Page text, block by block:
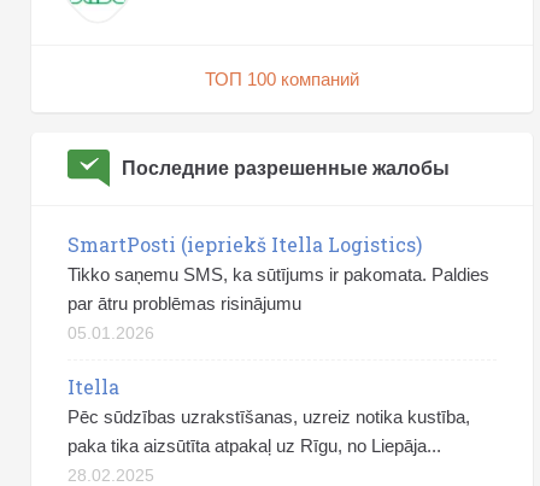
ТОП 100 компаний
Последние разрешенные жалобы
SmartPosti (iepriekš Itella Logistics)
Tikko saņemu SMS, ka sūtījums ir pakomata. Paldies
par ātru problēmas risinājumu
05.01.2026
Itella
Pēc sūdzības uzrakstīšanas, uzreiz notika kustība,
paka tika aizsūtīta atpakaļ uz Rīgu, no Liepāja...
28.02.2025